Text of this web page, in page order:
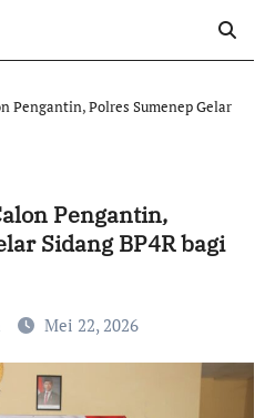
Pengantin, Polres Sumenep Gelar
Pengantin,
Sidang BP4R bagi
Mei 22, 2026